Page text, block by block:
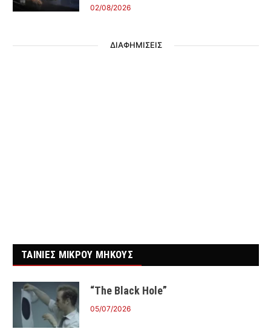
02/08/2026
ΔΙΑΦΗΜΙΣΕΙΣ
ΤΑΙΝΙΕΣ ΜΙΚΡΟΥ ΜΗΚΟΥΣ
“The Black Hole”
05/07/2026